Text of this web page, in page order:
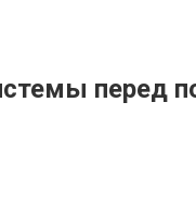
перед